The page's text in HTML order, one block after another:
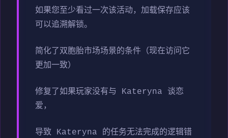
如果您至少看过一次该活动，加载保存应该
可以追溯解锁。
简化了双胞胎市场场景的条件（现在访问它
更加一致）
修复了如果玩家没有与 Kateryna 谈恋
爱，
导致 Kateryna 的任务无法完成的逻辑错